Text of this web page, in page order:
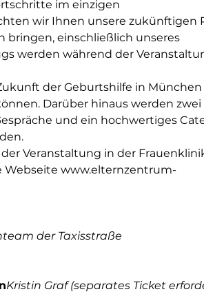
im einzigen
wir Ihnen unsere zukünftigen
bringen, einschließlich unseres
werden während der
der Geburtshilfe in München
Darüber hinaus werden zwei
und ein hochwertiges
Veranstaltung in der
Webseite www.elternzentrum-
der Taxisstraße
Kristin Graf (separates Ticket